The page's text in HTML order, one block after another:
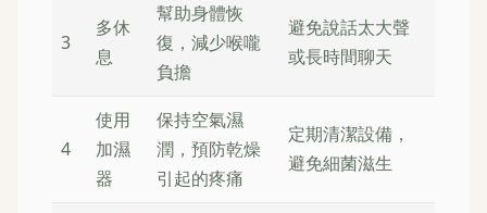
3
多休
息
幫助身體恢
復，減少喉嚨
負擔
避免說話太大聲
或長時間聊天
4
使用
加濕
器
保持空氣濕
潤，預防乾燥
引起的疼痛
定期清潔設備，
避免細菌滋生